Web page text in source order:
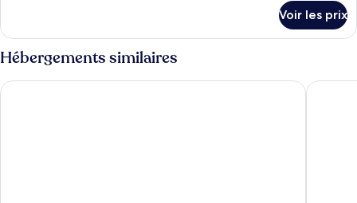
le
type
de
chambre
Chambre
Voir les prix
Hébergements similaires
Hotel Residence Romane Hotel